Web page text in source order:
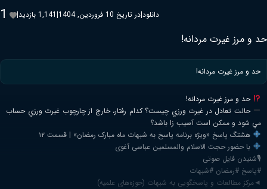
1 | 1,141 بازدید| در تاریخ 10 فروردین, 1404|دانلود
حد و مرز غيرت مردانه!
حد و مرز غيرت مردانه!
حد و مرز غيرت مردانه!
حالت تعادل در غيرت ورزي چيست؟ كدام رفتار، خارج از چارچوب غيرت ورزي حساب
مي شود و ممكن است آسيب زا باشد؟
هشتگ پاسخ «ویژه برنامه پاسخ به شبهات ماه مبارک رمضان» | قسمت ۱۲
با حضور حجت الاسلام والمسلمین عباسی آغوی
🎙شنیدن فایل صوتی
#پاسخ #رمضان #شبهات
◄مرکز مطالعات و پاسخگویی به شبهات (حوزه‌های علمیه)